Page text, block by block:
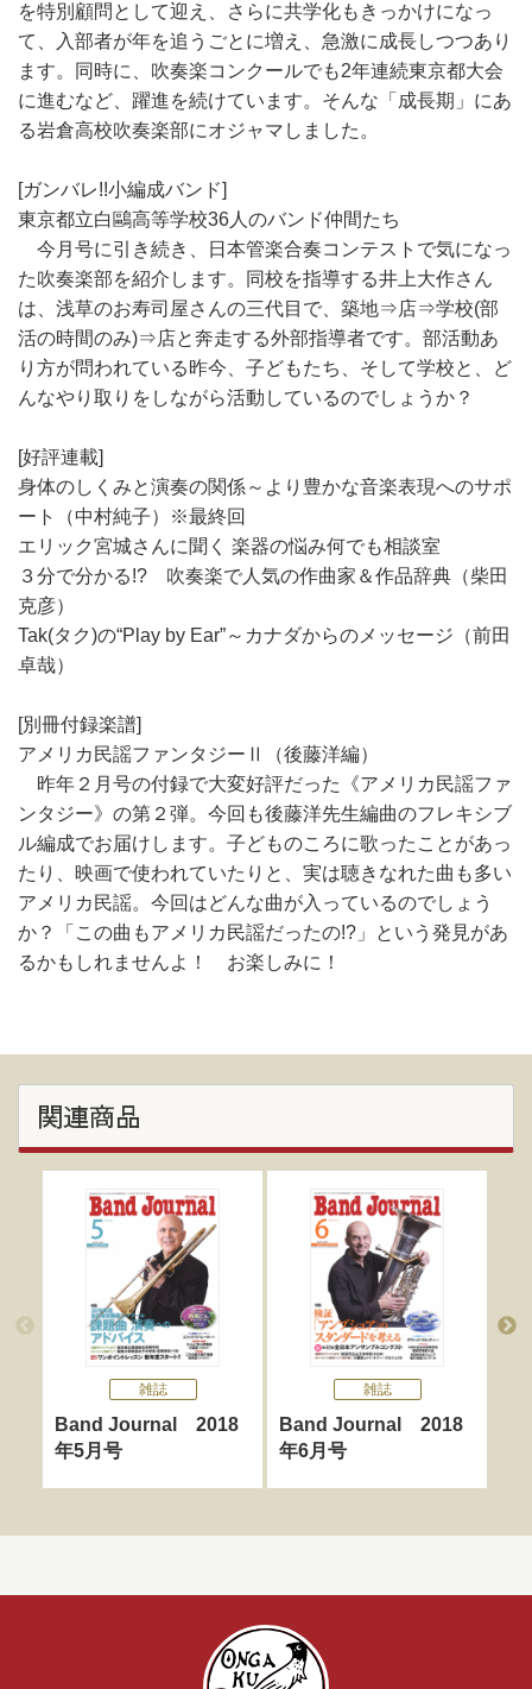
を特別顧問として迎え、さらに共学化もきっかけになっ
て、入部者が年を追うごとに増え、急激に成長しつつあり
ます。同時に、吹奏楽コンクールでも2年連続東京都大会
に進むなど、躍進を続けています。そんな「成長期」にあ
る岩倉高校吹奏楽部にオジャマしました。
[ガンバレ!!小編成バンド]
東京都立白鷗高等学校36人のバンド仲間たち
今月号に引き続き、日本管楽合奏コンテストで気になっ
た吹奏楽部を紹介します。同校を指導する井上大作さん
は、浅草のお寿司屋さんの三代目で、築地⇒店⇒学校(部
活の時間のみ)⇒店と奔走する外部指導者です。部活動あ
り方が問われている昨今、子どもたち、そして学校と、ど
んなやり取りをしながら活動しているのでしょうか？
[好評連載]
身体のしくみと演奏の関係～より豊かな音楽表現へのサポ
ート（中村純子）※最終回
エリック宮城さんに聞く 楽器の悩み何でも相談室
３分で分かる!? 吹奏楽で人気の作曲家＆作品辞典（柴田
克彦）
Tak(タク)の“Play by Ear”～カナダからのメッセージ（前田
卓哉）
[別冊付録楽譜]
アメリカ民謡ファンタジーⅡ（後藤洋編）
昨年２月号の付録で大変好評だった《アメリカ民謡ファ
ンタジー》の第２弾。今回も後藤洋先生編曲のフレキシブ
ル編成でお届けします。子どものころに歌ったことがあっ
たり、映画で使われていたりと、実は聴きなれた曲も多い
アメリカ民謡。今回はどんな曲が入っているのでしょう
か？「この曲もアメリカ民謡だったの!?」という発見があ
るかもしれませんよ！ お楽しみに！
関連商品
雑誌
Band Journal 2018
年5月号
雑誌
Band Journal 2018
年6月号